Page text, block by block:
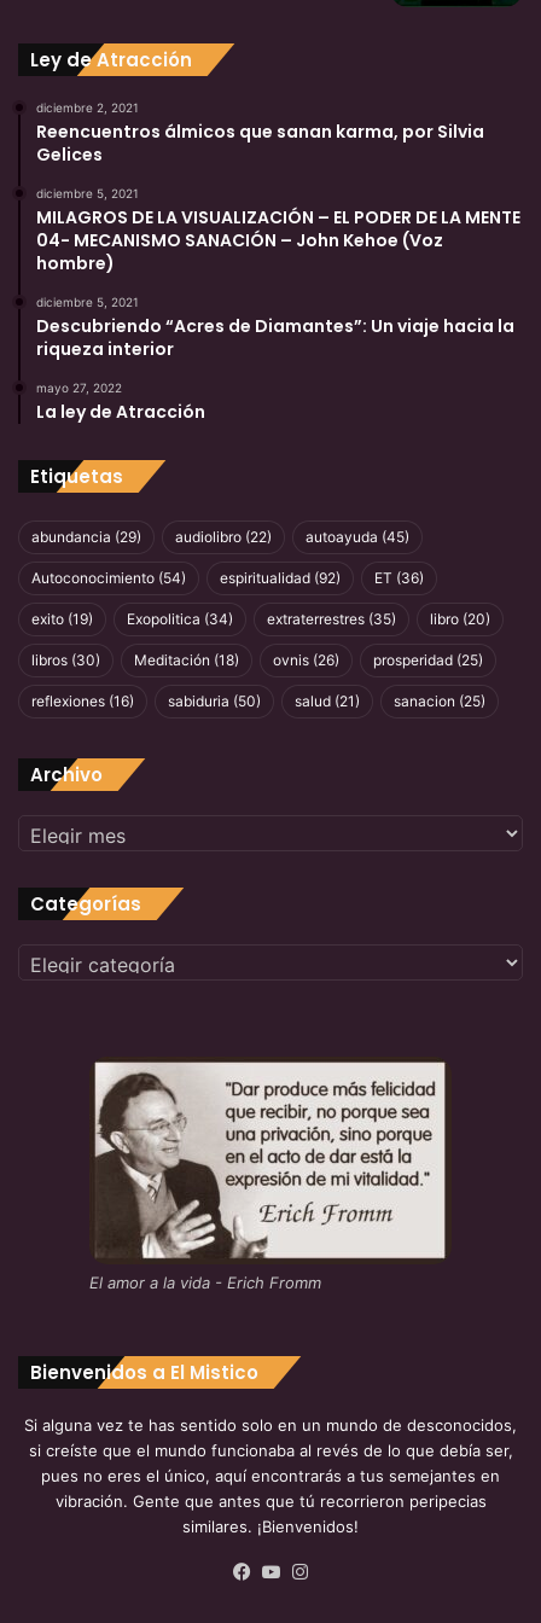
https://elacuariano.ar
Redes Sociales
*Visítanos en estas direcciones para compartir*
https://www.youtube.com/c/ComunidadEspiritual
https://www.twitter.com/elmisticoweb
https://es.pinterest.com/comunidad7/
https://t.me/espiritualmente
https://victorvillacorta.com
https://www.elmistico.org/
Como ocurrió el Ultimo gran Reseteo de la
Ley de Atracción
diciembre 2, 2021
Reencuentros álmicos que sanan karma, por Silvia
Gelices
diciembre 5, 2021
MILAGROS DE LA VISUALIZACIÓN – EL PODER DE LA MENTE
04- MECANISMO SANACIÓN – John Kehoe (Voz
hombre)
diciembre 5, 2021
Descubriendo “Acres de Diamantes”: Un viaje hacia la
riqueza interior
mayo 27, 2022
La ley de Atracción
Etiquetas
abundancia (29) audiolibro (22) autoayuda (45)
Autoconocimiento (54) espiritualidad (92) ET (36)
exito (19) Exopolitica (34) extraterrestres (35) libro (20)
libros (30) Meditación (18) ovnis (26) prosperidad (25)
reflexiones (16) sabiduria (50) salud (21) sanacion (25)
Archivo Archivo
Categorías
Categorías
El amor a la vida - Erich Fromm
Bienvenidos a El Mistico
Si alguna vez te has sentido solo en un mundo de desconocidos,
si creíste que el mundo funcionaba al revés de lo que debía ser,
pues no eres el único, aquí encontrarás a tus semejantes en
vibración. Gente que antes que tú recorrieron peripecias
similares. ¡Bienvenidos!
Facebook
YouTube